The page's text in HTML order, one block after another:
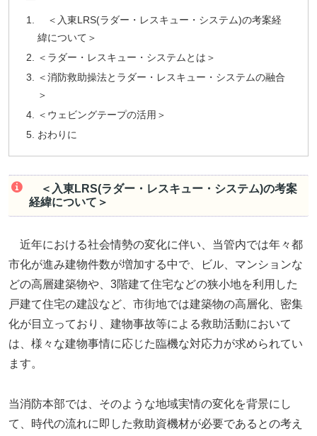
＜入東LRS(ラダー・レスキュー・システム)の考案経
緯について＞
＜ラダー・レスキュー・システムとは＞
＜消防救助操法とラダー・レスキュー・システムの融合
＞
＜ウェビングテープの活用＞
おわりに
＜入東LRS(ラダー・レスキュー・システム)の考案
経緯について＞
近年における社会情勢の変化に伴い、当管内では年々都
市化が進み建物件数が増加する中で、ビル、マンションな
どの高層建築物や、3階建て住宅などの狭小地を利用した
戸建て住宅の建設など、市街地では建築物の高層化、密集
化が目立っており、建物事故等による救助活動において
は、様々な建物事情に応じた臨機な対応力が求められてい
ます。
当消防本部では、そのような地域実情の変化を背景にし
て、時代の流れに即した救助資機材が必要であるとの考え